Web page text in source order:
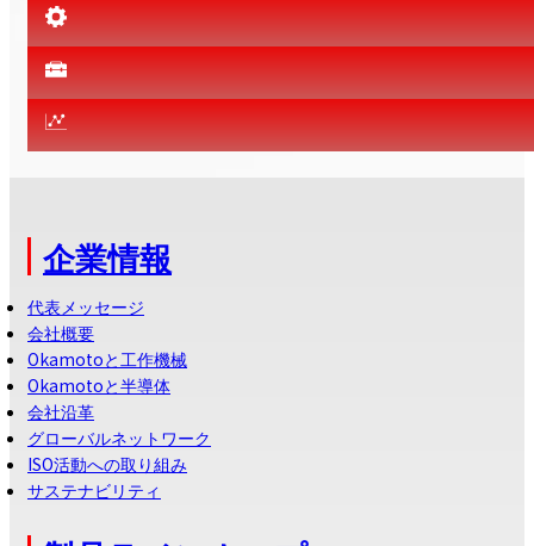
企業情報
代表メッセージ
会社概要
Okamotoと工作機械
Okamotoと半導体
会社沿革
グローバルネットワーク
ISO活動への取り組み
サステナビリティ